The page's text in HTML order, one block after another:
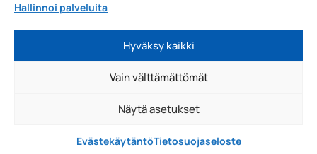
Hallinnoi palveluita
Hyväksy kaikki
Vain välttämättömät
Näytä asetukset
EvästekäytäntöTietosuojaseloste
Sähköposti